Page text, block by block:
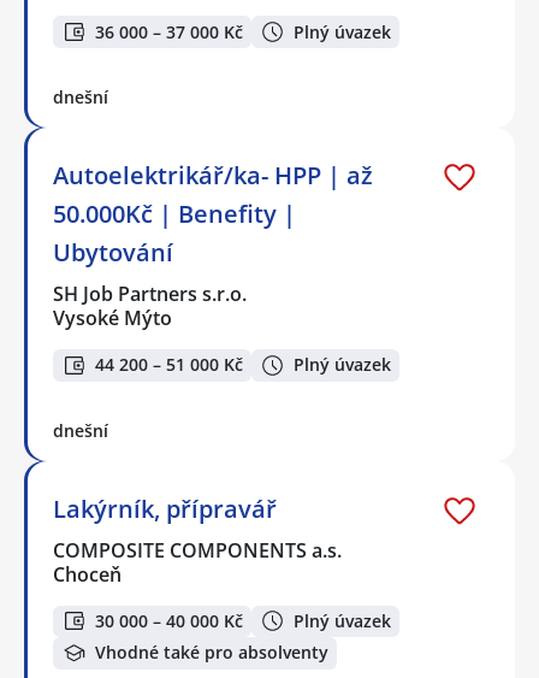
36 000 – 37 000 Kč Plný úvazek
dnešní
Autoelektrikář/ka- HPP | až
50.000Kč | Benefity |
Ubytování
SH Job Partners s.r.o.
Vysoké Mýto
44 200 – 51 000 Kč Plný úvazek
dnešní
Lakýrník, přípravář
COMPOSITE COMPONENTS a.s.
Choceň
30 000 – 40 000 Kč
Plný úvazek
Vhodné také pro absolventy